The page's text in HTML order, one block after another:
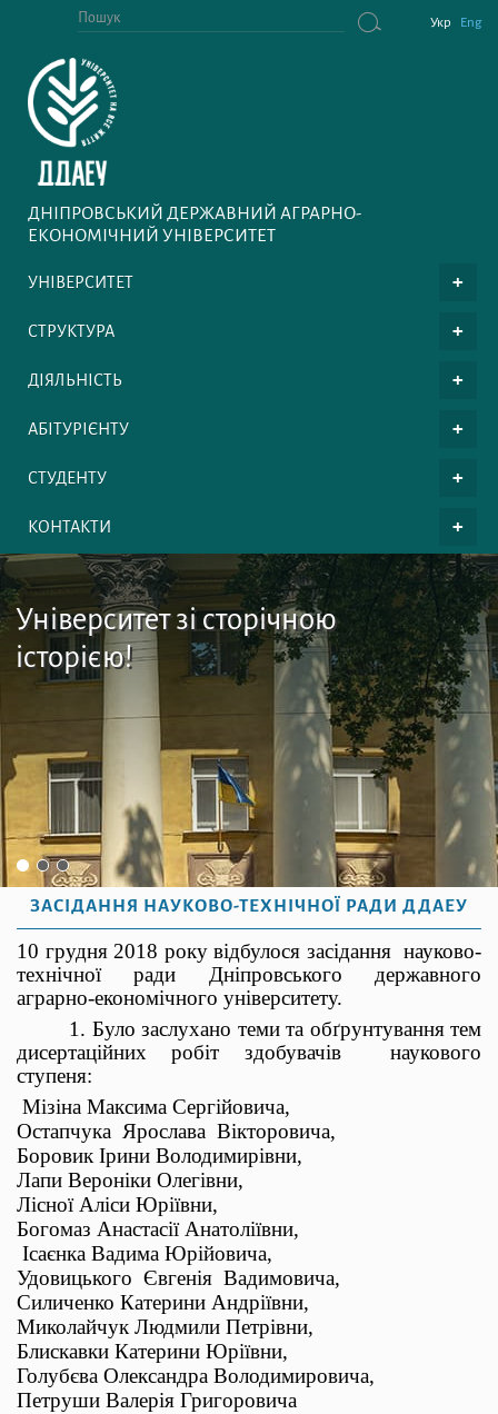
Укр Eng
ДНІПРОВСЬКИЙ ДЕРЖАВНИЙ АГРАРНО-
ЕКОНОМІЧНИЙ УНІВЕРСИТЕТ
УНІВЕРСИТЕТ
СТРУКТУРА
ДІЯЛЬНІСТЬ
АБІТУРІЄНТУ
СТУДЕНТУ
КОНТАКТИ
Університет зі сторічною
історією!
ЗАСІДАННЯ НАУКОВО-ТЕХНІЧНОЇ РАДИ ДДАЕУ
10 грудня 2018 року відбулося засідання науково-
технічної ради Дніпровського державного
аграрно-економічного університету.
1. Було заслухано теми та обґрунтування тем
дисертаційних робіт здобувачів
наукового
ступеня:
Мізіна Максима Сергійовича,
Остапчука Ярослава Вікторовича,
Боровик Ірини Володимирівни,
Лапи Вероніки Олегівни,
Лісної Аліси Юріївни,
Богомаз Анастасії Анатоліївни,
Ісаєнка Вадима Юрійовича,
Удовицького Євгенія Вадимовича,
Силиченко Катерини Андріївни,
Миколайчук Людмили Петрівни,
Блискавки Катерини Юріївни,
Голубєва Олександра Володимировича,
Петруши Валерія Григоровича